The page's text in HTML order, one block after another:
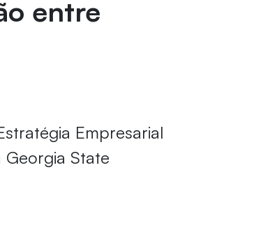
entre
Empresarial
State